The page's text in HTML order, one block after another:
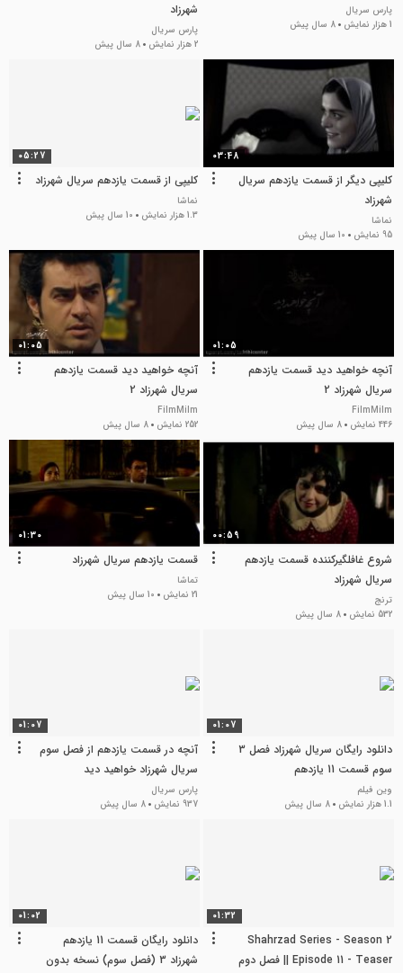
پارس سریال
1 هزار نمایش
8 سال پیش
شهرزاد
پارس سریال
2 هزار نمایش
8 سال پیش
03:48
کلیپی دیگر از قسمت یازدهم سریال
شهرزاد
نماشا
95 نمایش
10 سال پیش
05:27
کلیپی از قسمت یازدهم سریال شهرزاد
نماشا
1.3 هزار نمایش
10 سال پیش
01:05
آنچه خواهید دید قسمت یازدهم
سریال شهرزاد 2
FilmMilm
446 نمایش
8 سال پیش
01:05
آنچه خواهید دید قسمت یازدهم
سریال شهرزاد 2
FilmMilm
252 نمایش
8 سال پیش
00:59
شروع غافلگیرکننده قسمت یازدهم
سریال شهرزاد
ترنج
532 نمایش
8 سال پیش
01:30
قسمت یازدهم سریال شهرزاد
تماشا
21 نمایش
10 سال پیش
01:07
دانلود رایگان سریال شهرزاد فصل 3
سوم قسمت 11 یازدهم
وین فیلم
1.1 هزار نمایش
8 سال پیش
01:07
آنچه در قسمت یازدهم از فصل سوم
سریال شهرزاد خواهید دید
پارس سریال
937 نمایش
8 سال پیش
01:32
Shahrzad Series - Season 2
Episode 11 - Teaser || فصل دوم
01:02
دانلود رایگان قسمت 11 یازدهم
شهرزاد 3 (فصل سوم) نسخه بدون